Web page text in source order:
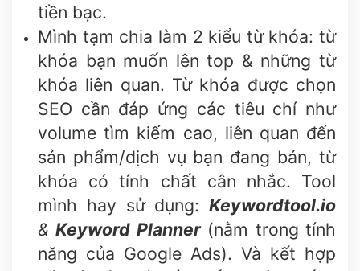
tiền bạc.
Mình tạm chia làm 2 kiểu từ khóa: từ
khóa bạn muốn lên top & những từ
khóa liên quan. Từ khóa được chọn
SEO cần đáp ứng các tiêu chí như
volume tìm kiếm cao, liên quan đến
sản phẩm/dịch vụ bạn đang bán, từ
khóa có tính chất cân nhắc. Tool
mình hay sử dụng: Keywordtool.io
& Keyword Planner(nằm trong tính
năng của Google Ads). Và kết hợp